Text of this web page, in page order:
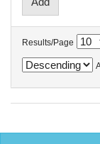
Results/Page